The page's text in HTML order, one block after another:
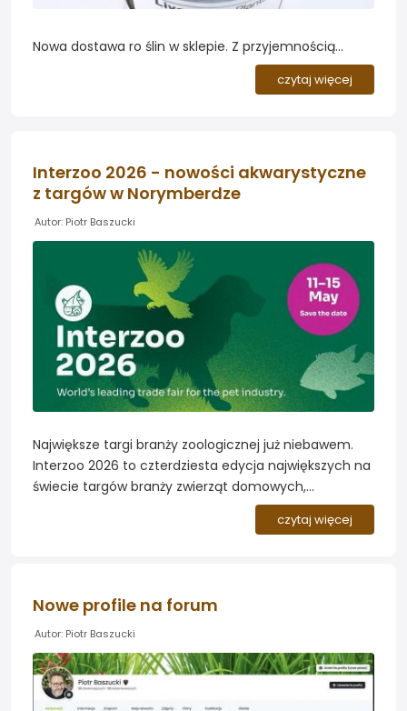
Nowa dostawa ro ślin w sklepie. Z przyjemnością
informujemy, że właśnie otrzymaliśmy świeżą
dostawę roślin akwariowych. W ofercie znalazło się
oraz rośliny pływające....
czytaj więcej
Interzoo 2026 - nowości akwarystyczne
z targów w Norymberdze
Autor: Piotr Baszucki
Największe targi branży zoologicznej już niebawem.
Interzoo 2026 to czterdziesta edycja największych na
świecie targów branży zwierząt domowych,
organizowanych co dwa lata w Norymberdze.
Tegoroczna odsłona odbędzie się w dniach 12-15
czytaj więcej
Nowe profile na forum
Autor: Piotr Baszucki